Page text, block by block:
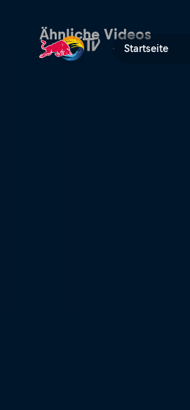
Startseite
Ähnliche Videos